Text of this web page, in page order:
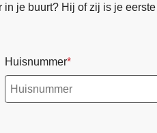
je buurt? Hij of zij is je eerste
Huisnummer